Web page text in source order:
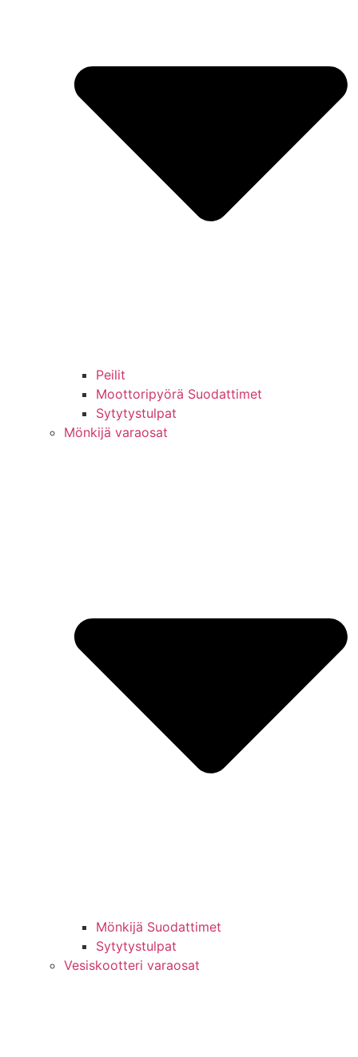
Peilit
Moottoripyörä Suodattimet
Sytytystulpat
Mönkijä varaosat
Mönkijä Suodattimet
Sytytystulpat
Vesiskootteri varaosat